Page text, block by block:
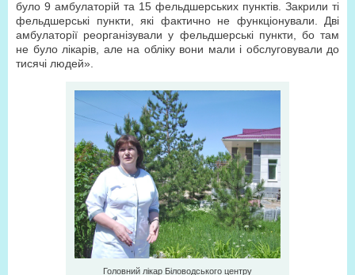
було 9 амбулаторій та 15 фельдшерських пунктів. Закрили ті
фельдшерські пункти, які фактично не функціонували. Дві
амбулаторії реорганізували у фельдшерські пункти, бо там
не було лікарів, але на обліку вони мали і обслуговували до
тисячі людей».
Головний лікар Біловодського центру